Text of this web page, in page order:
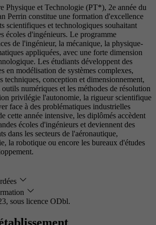
Physique et Technologie (PT*), 2e année du
Perrin constitue une formation d'excellence
scientifiques et technologiques souhaitant
écoles d'ingénieurs. Le programme
de l'ingénieur, la mécanique, la physique-
appliquées, avec une forte dimension
Les étudiants développent des
en modélisation de systèmes complexes,
techniques, conception et dimensionnement,
numériques et les méthodes de résolution
privilégie l'autonomie, la rigueur scientifique
face à des problématiques industrielles
cette année intensive, les diplômés accèdent
écoles d'ingénieurs et deviennent des
dans les secteurs de l'aéronautique,
la robotique ou encore les bureaux d'études
sous licence ODbl.